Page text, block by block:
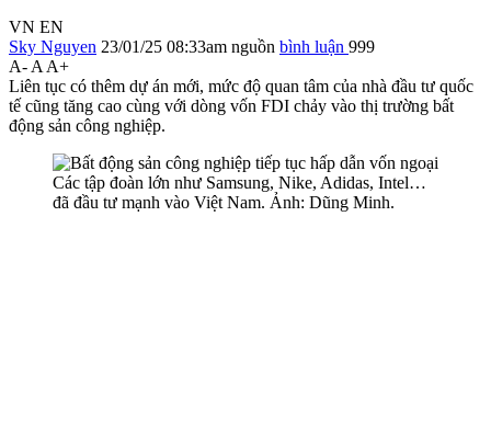
VN EN
Sky Nguyen 23/01/25 08:33am nguồn bình luận 999
A- A A+
Liên tục có thêm dự án mới, mức độ quan tâm của nhà đầu tư quốc
tế cũng tăng cao cùng với dòng vốn FDI chảy vào thị trường bất
động sản công nghiệp.
Các tập đoàn lớn như Samsung, Nike, Adidas, Intel…
đã đầu tư mạnh vào Việt Nam. Ảnh: Dũng Minh.